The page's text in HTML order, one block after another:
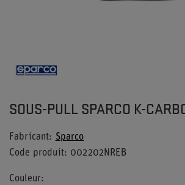
SOUS-PULL SPARCO K-
Fabricant
Sparco
Code produit
002202NREB
Couleur